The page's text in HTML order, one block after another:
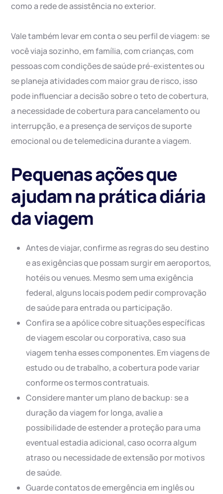
como a rede de assistência no exterior.
Vale também levar em conta o seu perfil de viagem: se
você viaja sozinho, em família, com crianças, com
pessoas com condições de saúde pré-existentes ou
se planeja atividades com maior grau de risco, isso
pode influenciar a decisão sobre o teto de cobertura,
a necessidade de cobertura para cancelamento ou
interrupção, e a presença de serviços de suporte
emocional ou de telemedicina durante a viagem.
Pequenas ações que
ajudam na prática diária
da viagem
Antes de viajar, confirme as regras do seu destino
e as exigências que possam surgir em aeroportos,
hotéis ou venues. Mesmo sem uma exigência
federal, alguns locais podem pedir comprovação
de saúde para entrada ou participação.
Confira se a apólice cobre situações específicas
de viagem escolar ou corporativa, caso sua
viagem tenha esses componentes. Em viagens de
estudo ou de trabalho, a cobertura pode variar
conforme os termos contratuais.
Considere manter um plano de backup: se a
duração da viagem for longa, avalie a
possibilidade de estender a proteção para uma
eventual estadia adicional, caso ocorra algum
atraso ou necessidade de extensão por motivos
de saúde.
Guarde contatos de emergência em inglês ou